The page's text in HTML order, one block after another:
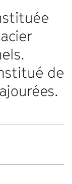
de